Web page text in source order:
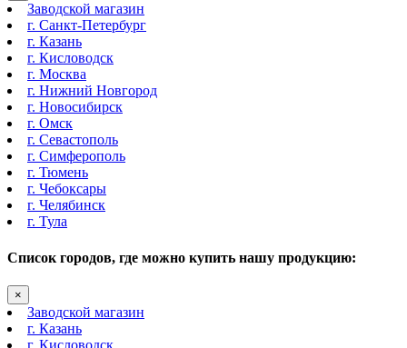
Заводской магазин
г. Санкт-Петербург
г. Казань
г. Кисловодск
г. Москва
г. Нижний Новгород
г. Новосибирск
г. Омск
г. Севастополь
г. Симферополь
г. Тюмень
г. Чебоксары
г. Челябинск
г. Тула
Список городов, где можно купить нашу продукцию:
×
Заводской магазин
г. Казань
г. Кисловодск